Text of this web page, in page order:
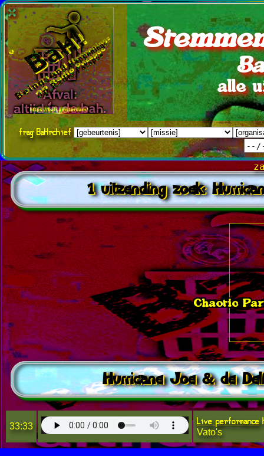
alle
fragBaHrchief
1 uitzending zoek:
Chaotic
Hurricane Joe & de
33:33 Live performance
Vato's